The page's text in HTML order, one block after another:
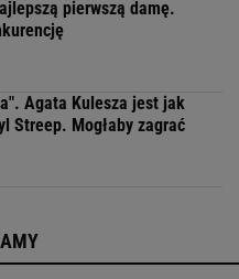
pierwszą damę.
Agata Kulesza jest jak
Streep. Mogłaby zagrać